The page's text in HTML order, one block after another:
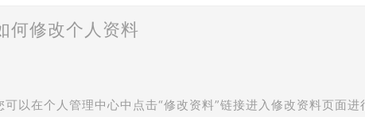
何修改个人资料
可以在个人管理中心中点击“修改资料”链接进入修改资料页面进